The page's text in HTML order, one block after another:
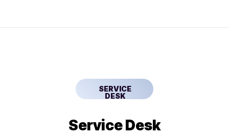
Service Desk
SERVICE
DESK